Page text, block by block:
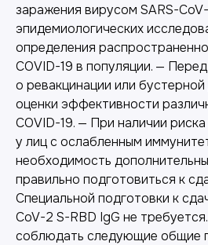
заражения вирусом SARS-
эпидемиологических
определения
COVID-19 в популяции. —
о ревакцинации или
оценки эффективности
COVID-19. — При наличии
у лиц с ослабленным
необходимость
правильно подготовиться к
Специальной подготовки к
CoV-2 S-RBD IgG не
соблюдать следующие общие